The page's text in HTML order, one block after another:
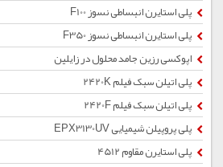
پلی استایرن انبساطی نسوز F100
پلی استایرن انبساطی نسوز F350
اپوکسی رزین جامد محلول در زایلین
پلی اتیلن سبک فیلم 2420K
پلی اتیلن سبک فیلم 2420F
پلی پروپیلن شیمیایی EPX3130UV
پلی استایرن مقاوم 4512